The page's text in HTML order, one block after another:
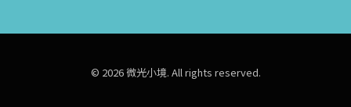
© 2026 微光小境. All rights reserved.